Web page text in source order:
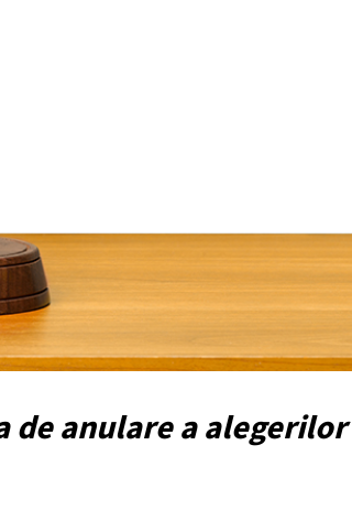
de anulare a alegerilor